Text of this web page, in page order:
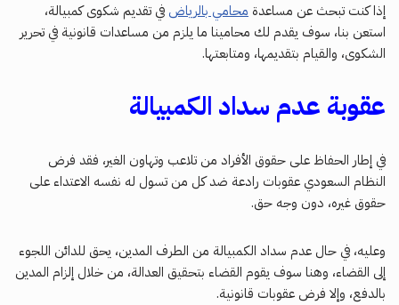
إذا كنت تبحث عن مساعدة محامي بالرياض في تقديم شكوى كمبيالة،
استعن بنا، سوف يقدم لك محامينا ما يلزم من مساعدات قانونية في تحرير
الشكوى، والقيام بتقديمها، ومتابعتها.
عقوبة عدم سداد الكمبيالة
في إطار الحفاظ على حقوق الأفراد من تلاعب وتهاون الغير، فقد فرض
النظام السعودي عقوبات رادعة ضد كل من تسول له نفسه الاعتداء على
حقوق غيره، دون وجه حق.
وعليه، في حال عدم سداد الكمبيالة من الطرف المدين، يحق للدائن اللجوء
إلى القضاء، وهنا سوف يقوم القضاء بتحقيق العدالة، من خلال إلزام المدين
بالدفع، وإلا فرض عقوبات قانونية.